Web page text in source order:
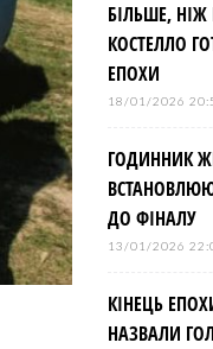
БІЛЬШЕ,
КОСТЕЛЛО
ЕПОХИ
18/01/2026
ГОДИННИК
ДО ФІНАЛУ
13/01/2026
КІНЕЦЬ
НАЗВАЛИ